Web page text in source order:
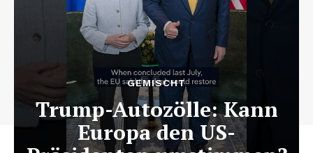
GEMISCHT
Trump-Autozölle: Kann
Europa den US-